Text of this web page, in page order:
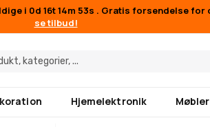
i 0d 16t 14m 53s . Gratis forsendelse for
se tilbud!
Hjemelektronik Møbler